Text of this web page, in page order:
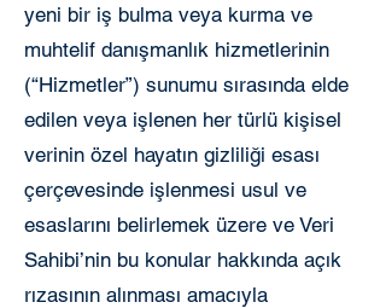
yeni bir iş bulma veya kurma ve
muhtelif danışmanlık hizmetlerinin
(“Hizmetler”) sunumu sırasında elde
edilen veya işlenen her türlü kişisel
verinin özel hayatın gizliliği esası
çerçevesinde işlenmesi usul ve
esaslarını belirlemek üzere ve Veri
Sahibi’nin bu konular hakkında açık
rızasının alınması amacıyla